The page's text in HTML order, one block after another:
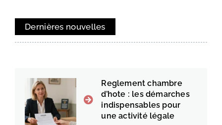
Dernières nouvelles
Reglement chambre
d’hote : les démarches
indispensables pour
une activité légale